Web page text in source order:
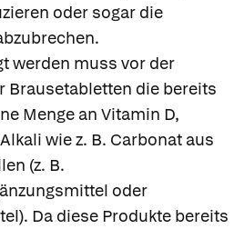
oder sogar die
werden muss vor der
Brausetabletten die bereits
Menge an Vitamin D,
wie z. B. Carbonat aus
(z. B.
oder
Da diese Produkte bereits